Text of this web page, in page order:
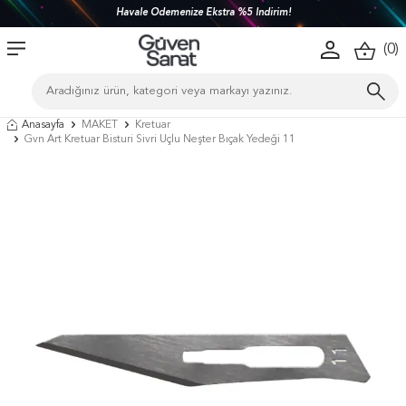
Havale Ödemenize Ekstra %5 İndirim!
(0)
Anasayfa MAKET
Kretuar
Gvn Art Kretuar Bisturi Sivri Uçlu Neşter Bıçak Yedeği 11